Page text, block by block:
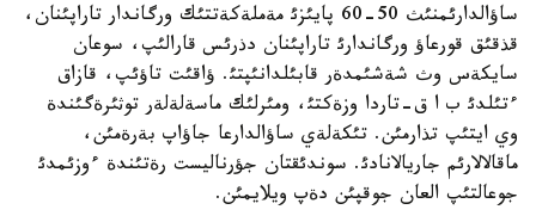
ساؤالدارئمنئث 50-60 پايئزئ مةملةكةتتئك ورگاندار تاراپئنان،
قذقئق قورعاؤ ورگاندارئ تاراپئنان دذرئس قارالئپ، سوعان
سايكةس وث شةشئمدةر قابئلدانئپتئ. ؤاقئت تاؤئپ، قازاق
ءتئلدئ ب ا ق-تاردا وزةكتئ، ومئرلئك ماسةلةلةر توثئرةگئندة
وي ايتئپ تذارمئن. تئكةلةي ساؤالدارعا جاؤاپ بةرةمئن،
ماقالالارئم جاريالانادئ. سوندئقتان جؤرناليست رةتئندة ءوزئمدئ
جوعالتئپ العان جوقپئن دةپ ويلايمئن.